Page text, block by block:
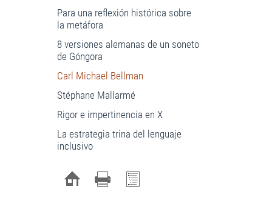
Para una reflexión histórica sobre
la metáfora
8 versiones alemanas de un soneto
de Góngora
Carl Michael Bellman
Stéphane Mallarmé
Rigor e impertinencia en X
La estrategia trina del lenguaje
inclusivo